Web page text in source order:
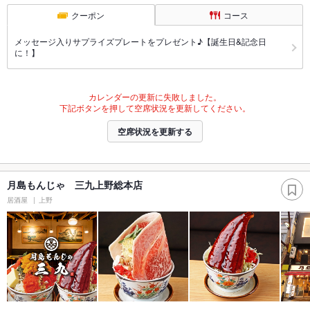
クーポン コース
メッセージ入りサプライズプレートをプレゼント♪【誕生日&記念日
に！】
カレンダーの更新に失敗しました。
下記ボタンを押して空席状況を更新してください。
空席状況を更新する
月島もんじゃ 三九上野総本店
居酒屋 上野